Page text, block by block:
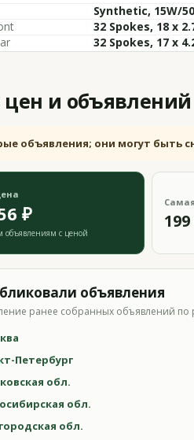
Synthetic, 15W/50
32 Spokes, 18 x
32 Spokes, 17 x
и объявлений
объявления; они могут быть
₽
объявлениям с ценой
объявления
ранее собранных объявлений по
Петербург
обл.
обл.
обл.